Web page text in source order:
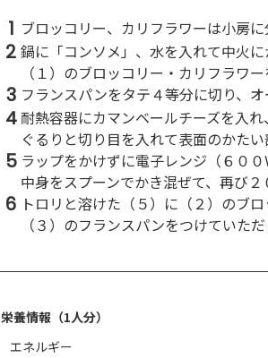
1 ブロッコリー、カリフラワーは小房に
2 鍋に「コンソメ」、水を入れて中火
（１）のブロッコリー・カリフラワ
3 フランスパンをタテ４等分に切り、
4耐熱容器にカマンベールチーズを入
ぐるりと切り目を入れて表面のかたい
5 ラップをかけずに電子レンジ（６０
中身をスプーンでかき混ぜて、再び２
6 トロリと溶けた（５）に（２）のブ
（３）のフランスパンをつけていただ
栄養情報（1人分）
エネルギー